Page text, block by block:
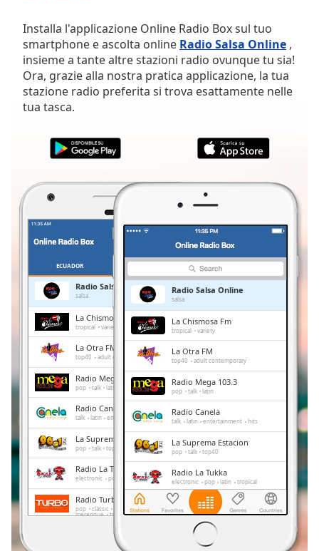
Mute
Current
Time0:00
Duration-:-
Loaded
LIVE
live,
currently
behind
LIVE
Playback
Chapters
Chapters
Descriptions
descriptions
off,
selected
Subtitles
subtitles
Installa l'applicazione Online Radio Box sul tuo
smartphone e ascolta online Radio Salsa Online ,
insieme a tante altre stazioni radio ovunque tu sia!
Ora, grazie alla nostra pratica applicazione, la tua
stazione radio preferita si trova esattamente nelle
tua tasca.
ECUADOR
Radio Salsa Online
salsa
La Chismosa Fm
tropical variety
La Otra FM
top40 adult contemporary
Radio Mega 103.3
pop talk latin
Radio Canela
talk latin entertainment hits
La Suprema Estacion
pop talk top40
Radio La Tukka
electronic pop latin tropical
Radio Turbo
pop classic urban salsa
merengue tropical
Conecta2 Radio Ecuador
electronic
hits
Radio Salsa Online
salsa
La Chismosa Fm
tropical variety
La Otra FM
top40 adult contemporary
Radio Mega 103.3
pop talk latin
Radio Canela
talk latin entertainment hits
La Suprema Estacion
pop talk top40
Radio La Tukka
electronic pop latin tropical
Radio Turbo
pop classic retro urban salsa
merengue tropical
Conecta2 Radio Ecuador
electronic